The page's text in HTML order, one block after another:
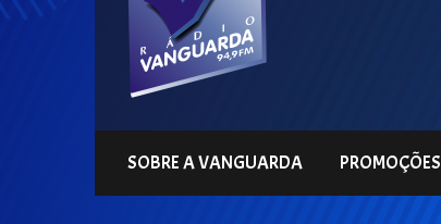
SOBRE A VANGUARDA PROMOÇÕES